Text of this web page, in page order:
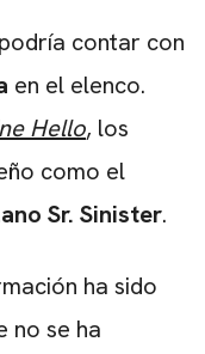
podría contar con
en el elenco.
Hello, los
como el
Sr. Sinister.
ha sido
no se ha